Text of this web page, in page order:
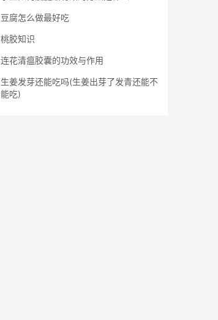
豆腐怎么做最好吃
桃胶知识
连花清瘟胶囊的功效与作用
生姜发芽还能吃吗(生姜出芽了发青还能不
能吃)